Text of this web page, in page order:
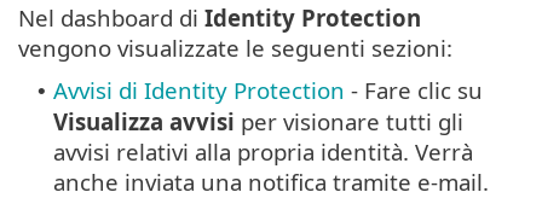
Nel dashboard di Identity Protection
vengono visualizzate le seguenti sezioni:
• Avvisi di Identity Protection - Fare clic su
Visualizza avvisi per visionare tutti gli
avvisi relativi alla propria identità. Verrà
anche inviata una notifica tramite e-mail.